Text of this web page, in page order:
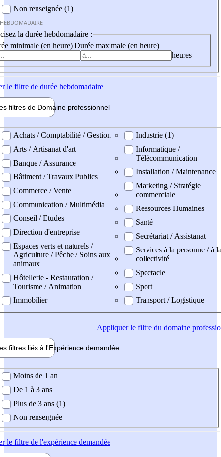
Non renseignée (1)
la durée hebdomadaire :
minimale (en heure) Durée maximale (en heure)
heures
le filtre de durée hebdomadaire
filtres de Domaine professionnel
professionel
Achats / Comptabilité / Gestion
Arts / Artisanat d'art
Banque / Assurance
Bâtiment / Travaux Publics
Commerce / Vente
Communication / Multimédia
Conseil / Etudes
Direction d'entreprise
Espaces verts et naturels /
Agriculture / Pêche / Soins aux
animaux
Hôtellerie - Restauration /
Tourisme / Animation
Immobilier
Industrie (1)
Informatique /
Télécommunication
Installation / Maintenance
Marketing / Stratégie
commerciale
Ressources Humaines
Santé
Secrétariat / Assistanat
Services à la personne / à la
collectivité
Spectacle
Sport
Transport / Logistique
Appliquerle filtre du domaine
filtres liés à l'Expérience demandée
demandée
Moins de 1 an
De 1 à 3 ans
Plus de 3 ans (1)
Non renseignée
le filtre de l'expérience demandée